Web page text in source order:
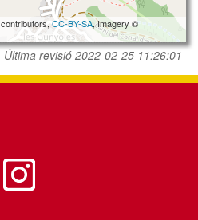
contributors,CC-BY-SA, Imagery ©
Última revisió 2022-02-25 11:26:01